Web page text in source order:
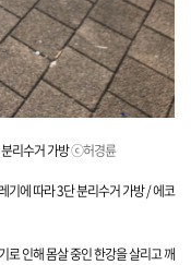
리수거 가방ⓒ허경륜
기에 따라3단 분리수거 가방 / 에코
로 인해 몸살 중인 한강을 살리고 깨